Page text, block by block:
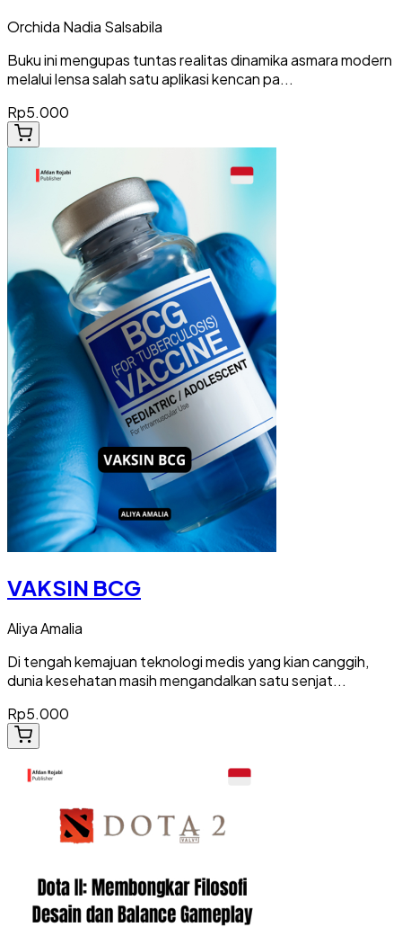
Orchida Nadia Salsabila
Buku ini mengupas tuntas realitas dinamika asmara modern
melalui lensa salah satu aplikasi kencan pa...
Rp5.000
VAKSIN BCG
Aliya Amalia
Di tengah kemajuan teknologi medis yang kian canggih,
dunia kesehatan masih mengandalkan satu senjat...
Rp5.000